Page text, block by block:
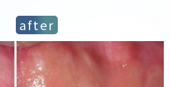
after